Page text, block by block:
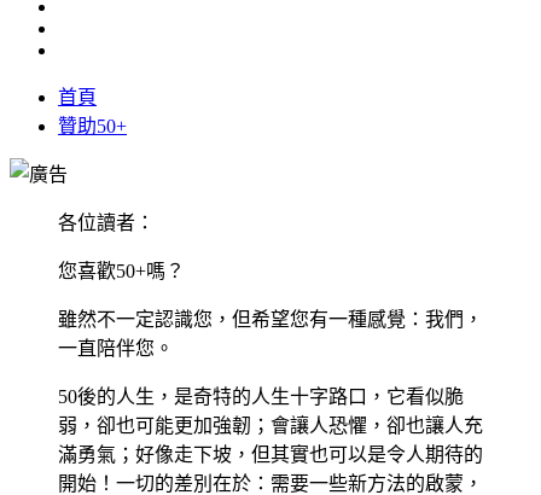
首頁
贊助50+
各位讀者：
您喜歡50+嗎？
雖然不一定認識您，但希望您有一種感覺：我們，
一直陪伴您。
50後的人生，是奇特的人生十字路口，它看似脆
弱，卻也可能更加強韌；會讓人恐懼，卻也讓人充
滿勇氣；好像走下坡，但其實也可以是令人期待的
開始！一切的差別在於：需要一些新方法的啟蒙，